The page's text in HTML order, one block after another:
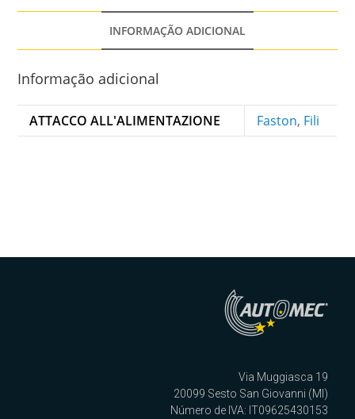
INFORMAÇÃO ADICIONAL
Informação adicional
ATTACCO ALL'ALIMENTAZIONE Faston, Fili
Via Muggiasca 19
20099 Sesto San Giovanni (MI)
Número de IVA: IT09625430153